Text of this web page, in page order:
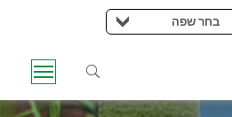
בחר שפה